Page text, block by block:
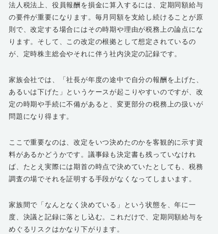
法人税法上、役員報酬を損金に算入するには、定期同額給与
の要件が重要になります。毎月同額を支給し続けることが原
則で、改定する場合にはその時期や理由が税務上の論点にな
ります。そして、この改定の根拠として想定されているの
が、定時株主総会やそれに伴う社内決定の記録です。
家族会社では、「社長が年度の途中で自分の報酬を上げた、
あるいは下げた」というケースが起こりやすいのですが、改
定の時期や手続に不備があると、変更部分の税務上の扱いが
問題になり得ます。
ここで重要なのは、改定をいつ決めたのかを客観的に示す資
料があるかどうかです。議事録も決定書も残っていなけれ
ば、たとえ実際には期首の時点で決めていたとしても、税務
調査の場でそれを証明する手段がなくなってしまいます。
家族間で「なんとなく決めている」という状態を、年に一
度、決議と記録に落とし込む。これだけで、定期同額給与を
めぐるリスクはかなり下がります。